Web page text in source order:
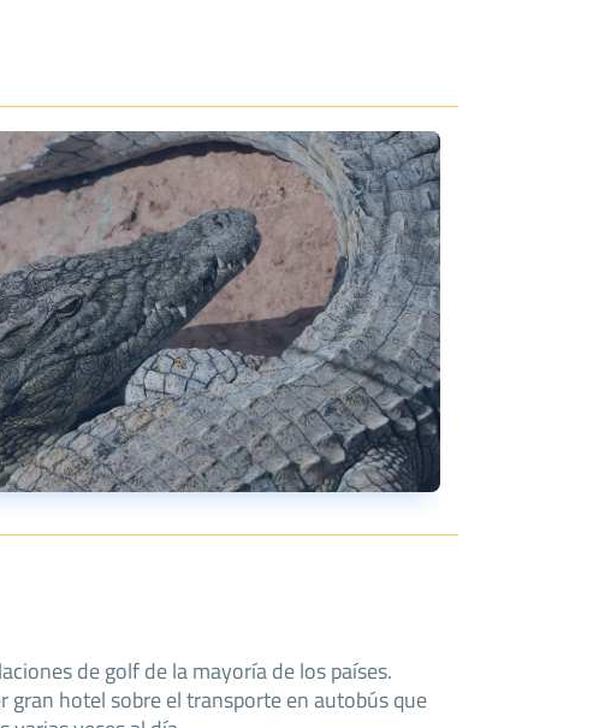
de golf de la mayoría de los países.
gran hotel sobre el transporte en autobús que